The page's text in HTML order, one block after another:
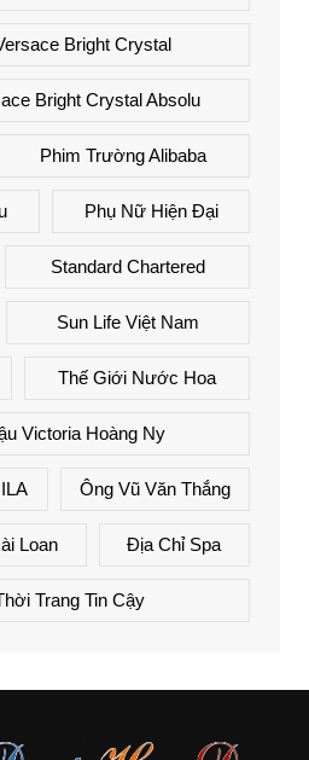
Bright Crystal
Bright Crystal Absolu
Phim Trường Alibaba
Phụ Nữ Hiện Đại
Standard Chartered
Sun Life Việt Nam
Thế Giới Nước Hoa
Victoria Hoàng Ny
Ông Vũ Văn Thắng
Loan Địa Chỉ Spa
Trang Tin Cậy